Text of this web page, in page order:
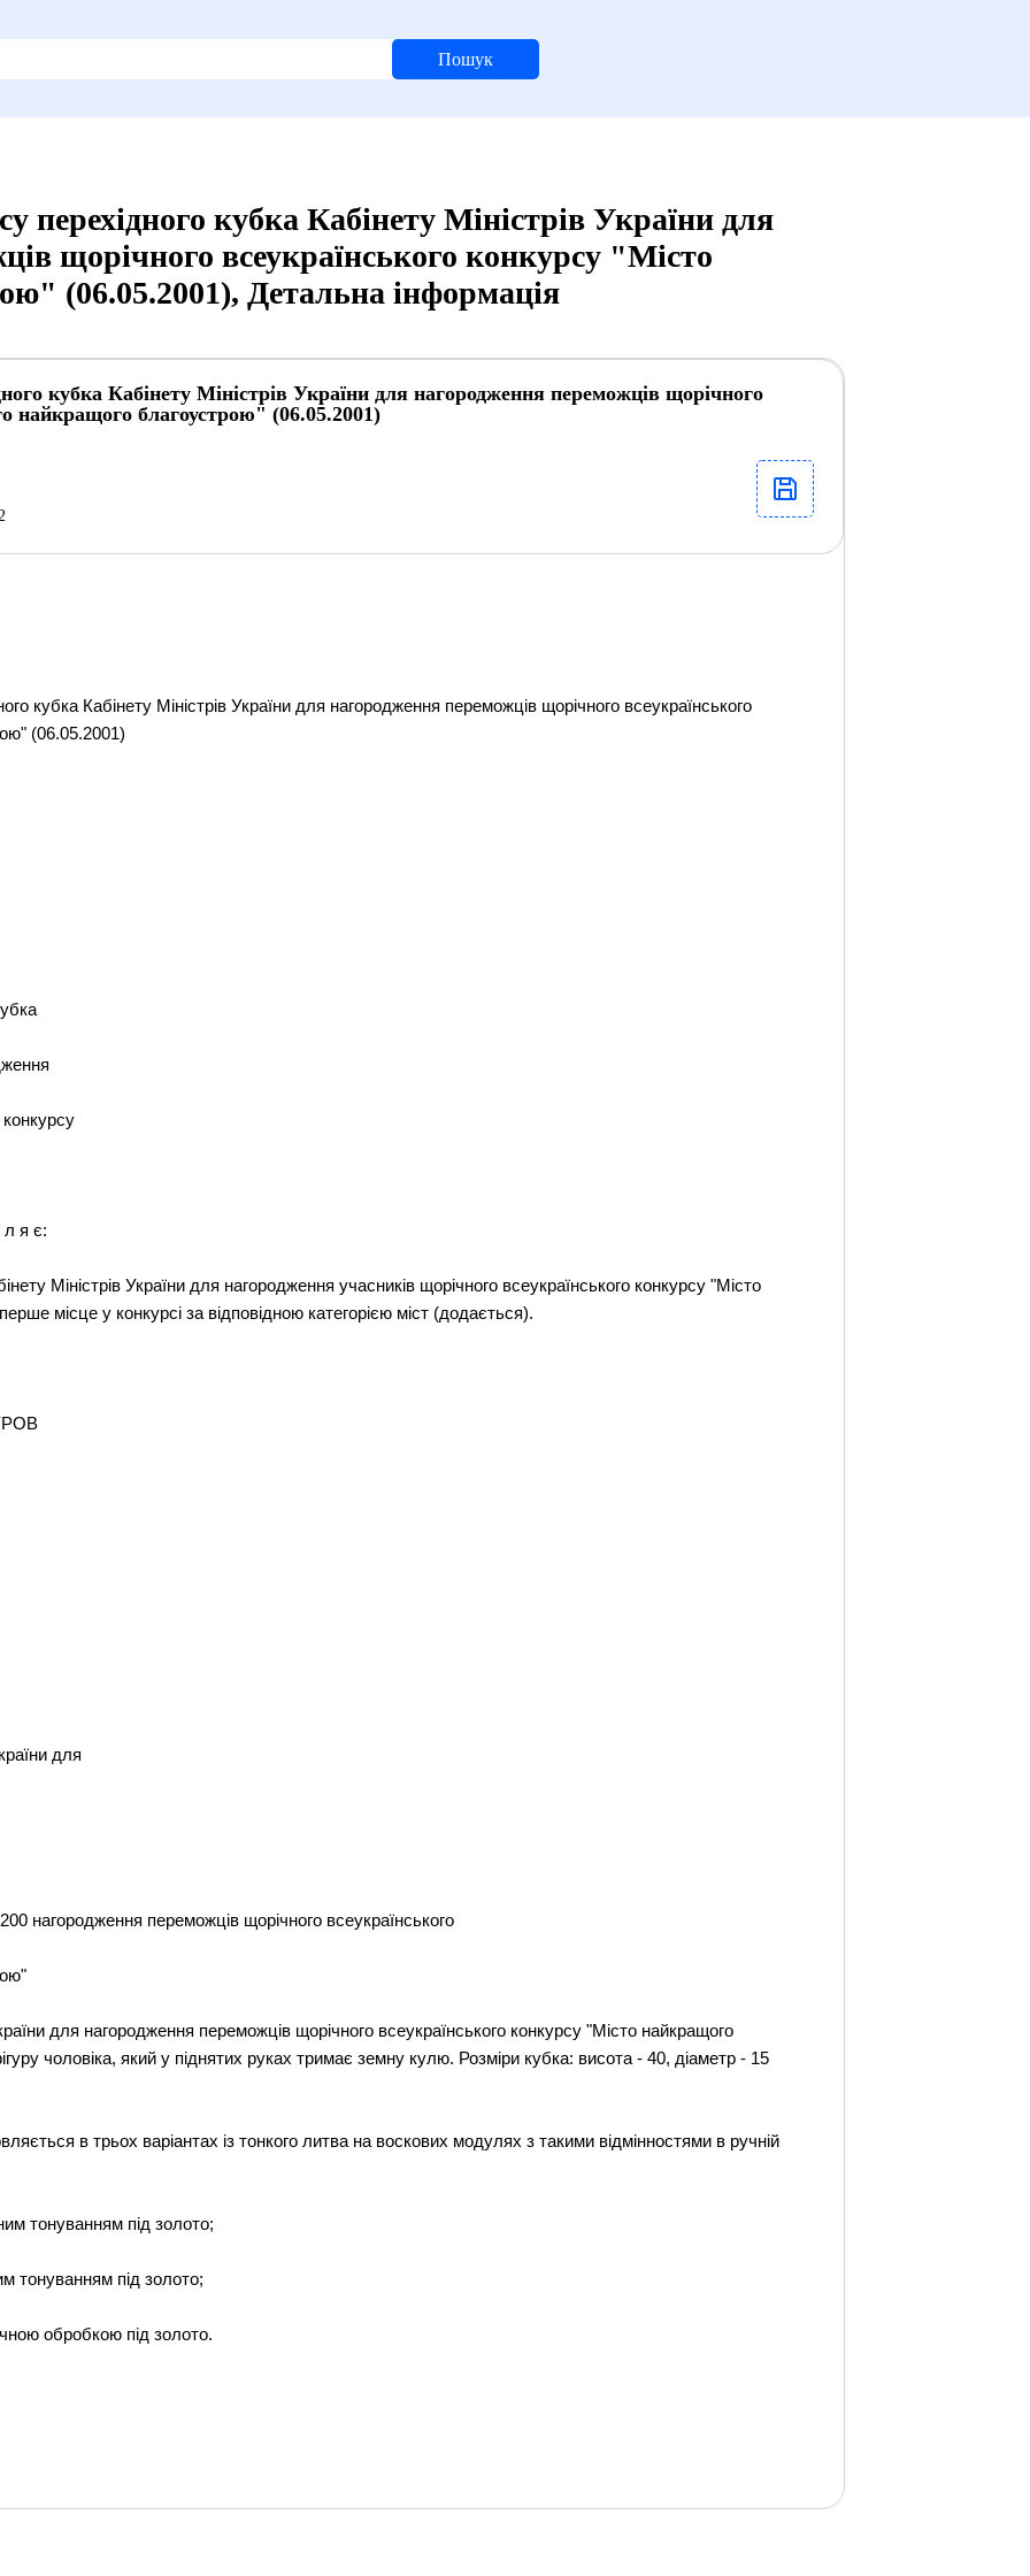
Пошук
перехідного кубка Кабінету Міністрів України для
щорічного всеукраїнського конкурсу "Місто
(06.05.2001), Детальна інформація
кубка Кабінету Міністрів України для нагородження переможців щорічного
найкращого благоустрою" (06.05.2001)
кубка Кабінету Міністрів України для нагородження переможців щорічного всеукраїнського
(06.05.2001)
л я є:
Міністрів України для нагородження учасників щорічного всеукраїнського конкурсу "Місто
місце у конкурсі за відповідною категорією міст (додається).
для
нагородження переможців щорічного всеукраїнського
для нагородження переможців щорічного всеукраїнського конкурсу "Місто найкращого
чоловіка, який у піднятих руках тримає земну кулю. Розміри кубка: висота - 40, діаметр - 15
в трьох варіантах із тонкого литва на воскових модулях з такими відмінностями в ручній
тонуванням під золото;
тонуванням під золото;
обробкою під золото.